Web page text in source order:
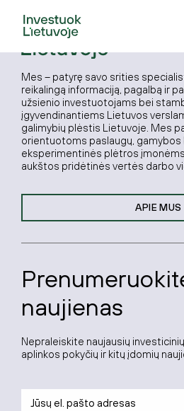
Mes – patyrę savo srities
reikalingą informaciją, pagalbą ir
užsienio investuotojams bei
įgyvendinantiems Lietuvos
galimybių plėstis Lietuvoje. Mes
orientuotoms paslaugų, gamybos
eksperimentinės plėtros
aukštos pridėtinės vertės darbo
APIE MUS
naujienas
Nepraleiskite naujausių
aplinkos pokyčių ir kitų įdomių